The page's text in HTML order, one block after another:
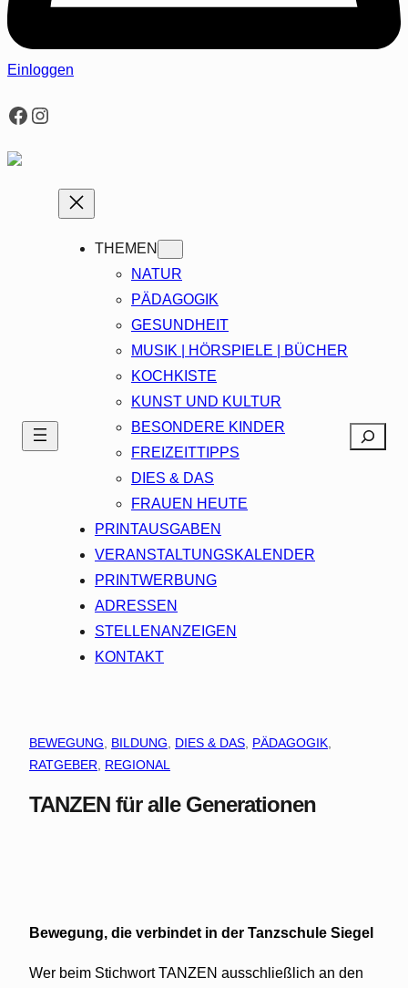
Einloggen
Facebook
Instagram
THEMEN
NATUR
PÄDAGOGIK
GESUNDHEIT
MUSIK | HÖRSPIELE | BÜCHER
KOCHKISTE
KUNST UND KULTUR
BESONDERE KINDER
FREIZEITTIPPS
DIES & DAS
FRAUEN HEUTE
PRINTAUSGABEN
VERANSTALTUNGSKALENDER
PRINTWERBUNG
ADRESSEN
STELLENANZEIGEN
KONTAKT
Search
BEWEGUNG BILDUNG DIES & DAS PÄDAGOGIK
RATGEBER
REGIONAL
TANZEN für alle Generationen
Bewegung, die verbindet in der Tanzschule Siegel
Wer beim Stichwort TANZEN ausschließlich an den